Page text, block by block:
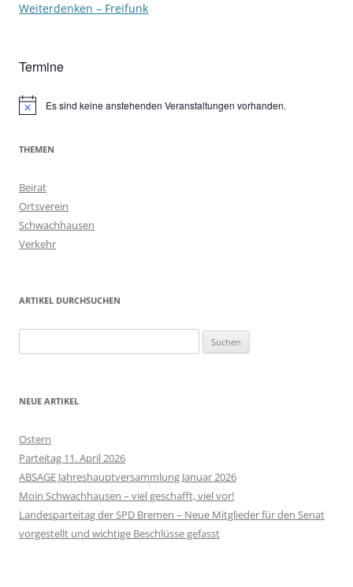
Weiterdenken – Freifunk
Termine
HinweisEs sind keine anstehenden Veranstaltungen vorhanden.
THEMEN
Beirat
Ortsverein
Schwachhausen
Verkehr
ARTIKEL DURCHSUCHEN
nach:
NEUE ARTIKEL
Ostern
Parteitag 11. April 2026
ABSAGE Jahreshauptversammlung Januar 2026
Moin Schwachhausen – viel geschafft, viel vor!
Landesparteitag der SPD Bremen – Neue Mitglieder für den Senat
vorgestellt und wichtige Beschlüsse gefasst